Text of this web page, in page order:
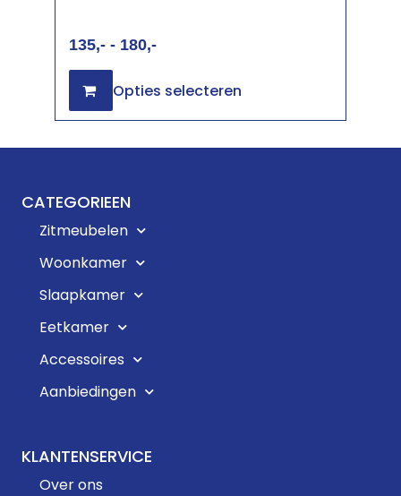
135 - 180
Opties selecteren
CATEGORIEEN
Zitmeubelen
Woonkamer
Slaapkamer
Eetkamer
Accessoires
Aanbiedingen
KLANTENSERVICE
Over ons